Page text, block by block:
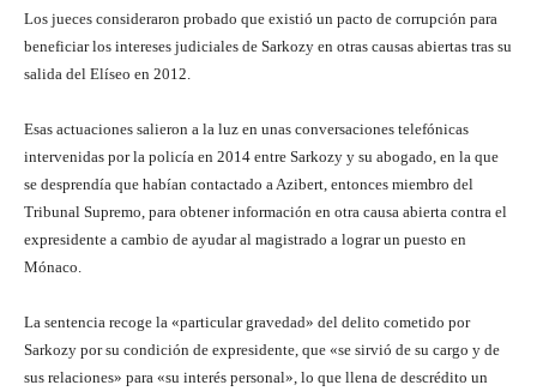
Los jueces consideraron probado que existió un pacto de corrupción para
beneficiar los intereses judiciales de Sarkozy en otras causas abiertas tras su
salida del Elíseo en 2012.
Esas actuaciones salieron a la luz en unas conversaciones telefónicas
intervenidas por la policía en 2014 entre Sarkozy y su abogado, en la que
se desprendía que habían contactado a Azibert, entonces miembro del
Tribunal Supremo, para obtener información en otra causa abierta contra el
expresidente a cambio de ayudar al magistrado a lograr un puesto en
Mónaco.
La sentencia recoge la «particular gravedad» del delito cometido por
Sarkozy por su condición de expresidente, que «se sirvió de su cargo y de
sus relaciones» para «su interés personal», lo que llena de descrédito un